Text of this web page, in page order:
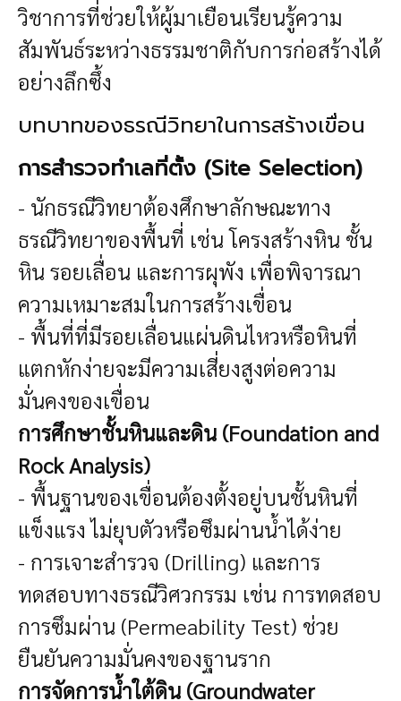
วิชาการที่ช่วยให้ผู้มาเยือนเรียนรู้ความ
สัมพันธ์ระหว่างธรรมชาติกับการก่อสร้างได้
อย่างลึกซึ้ง
บทบาทของธรณีวิทยาในการสร้างเขื่อน
การสำรวจทำเลที่ตั้ง (Site Selection)
- นักธรณีวิทยาต้องศึกษาลักษณะทาง
ธรณีวิทยาของพื้นที่ เช่น โครงสร้างหิน ชั้น
หิน รอยเลื่อน และการผุพัง เพื่อพิจารณา
ความเหมาะสมในการสร้างเขื่อน
- พื้นที่ที่มีรอยเลื่อนแผ่นดินไหวหรือหินที่
แตกหักง่ายจะมีความเสี่ยงสูงต่อความ
มั่นคงของเขื่อน
การศึกษาชั้นหินและดิน (Foundation and
Rock Analysis)
- พื้นฐานของเขื่อนต้องตั้งอยู่บนชั้นหินที่
แข็งแรง ไม่ยุบตัวหรือซึมผ่านน้ำได้ง่าย
- การเจาะสำรวจ (Drilling) และการ
ทดสอบทางธรณีวิศวกรรม เช่น การทดสอบ
การซึมผ่าน (Permeability Test) ช่วย
ยืนยันความมั่นคงของฐานราก
การจัดการน้ำใต้ดิน (Groundwater